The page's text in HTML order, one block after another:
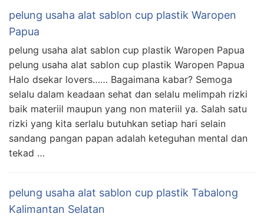
pelung usaha alat sablon cup plastik Waropen
Papua
pelung usaha alat sablon cup plastik Waropen Papua
pelung usaha alat sablon cup plastik Waropen Papua
Halo dsekar lovers…… Bagaimana kabar? Semoga
selalu dalam keadaan sehat dan selalu melimpah rizki
baik materiil maupun yang non materiil ya. Salah satu
rizki yang kita serlalu butuhkan setiap hari selain
sandang pangan papan adalah keteguhan mental dan
tekad …
pelung usaha alat sablon cup plastik Tabalong
Kalimantan Selatan